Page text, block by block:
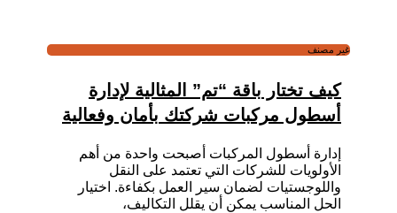
غير مصنف
كيف تختار باقة “تم” المثالية لإدارة
أسطول مركبات شركتك بأمان وفعالية
إدارة أسطول المركبات أصبحت واحدة من أهم
الأولويات للشركات التي تعتمد على النقل
واللوجستيات لضمان سير العمل بكفاءة. اختيار
الحل المناسب يمكن أن يقلل التكاليف،